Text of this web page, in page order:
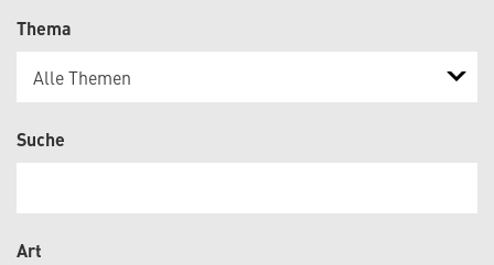
Thema
Alle Themen
Suche
Art